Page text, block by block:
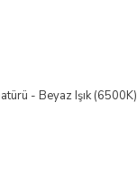
- Beyaz Işık (6500K)